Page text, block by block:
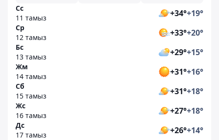
Сс
11 тамыз
+34°+19°
Ср
12 тамыз
+33°+20°
Бс
13 тамыз
+29°+15°
Жм
14 тамыз
+31°+16°
Сб
15 тамыз
+31°+18°
Жс
16 тамыз
+27°+18°
Дс
17 тамыз
+26°+14°